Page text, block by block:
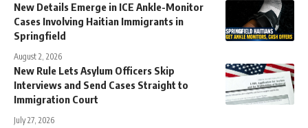
New Details Emerge in ICE Ankle-Monitor
Cases Involving Haitian Immigrants in
Springfield
August 2, 2026
New Rule Lets Asylum Officers Skip
Interviews and Send Cases Straight to
Immigration Court
July 27, 2026